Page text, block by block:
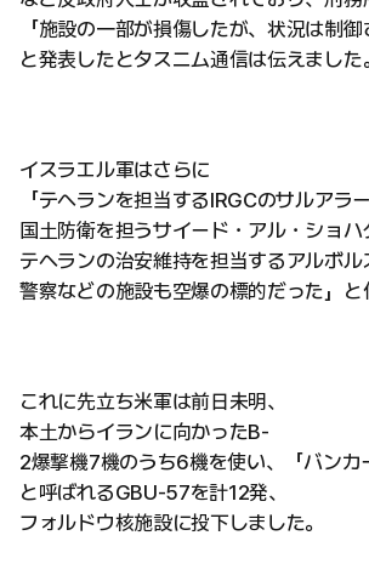
「施設の一部が損傷したが、状況は制御
と発表したとタスニム通信は伝えました
イスラエル軍はさらに
「テヘランを担当するIRGCのサルアラ
国土防衛を担うサイード・アル・ショハ
テヘランの治安維持を担当するアルボ
警察などの施設も空爆の標的だった」と
これに先立ち米軍は前日未明、
本土からイランに向かったB-
2爆撃機7機のうち6機を使い、「バンカ
と呼ばれるGBU-57を計12発、
フォルドウ核施設に投下しました。